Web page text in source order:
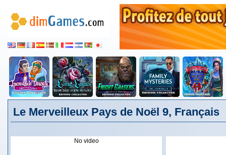
Le Merveilleux Pays de Noël 9, Français
No video